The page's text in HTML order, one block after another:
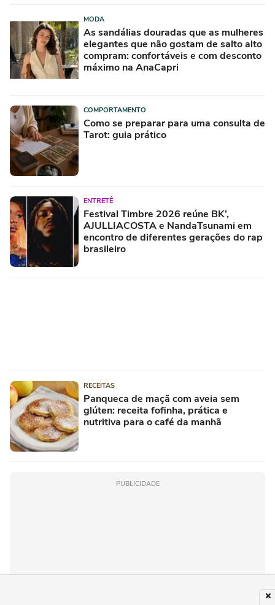
MODA
As sandálias douradas que as mulheres
elegantes que não gostam de salto alto
compram: confortáveis e com desconto
máximo na AnaCapri
COMPORTAMENTO
Como se preparar para uma consulta de
Tarot: guia prático
ENTRETÊ
Festival Timbre 2026 reúne BK’,
AJULLIACOSTA e NandaTsunami em
encontro de diferentes gerações do rap
brasileiro
RECEITAS
Panqueca de maçã com aveia sem
glúten: receita fofinha, prática e
nutritiva para o café da manhã
PUBLICIDADE